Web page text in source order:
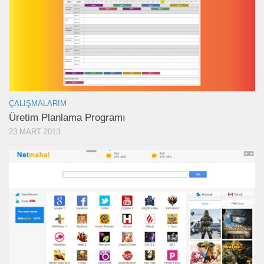
ÇALIŞMALARIM
Üretim Planlama Programı
23 MART 2013